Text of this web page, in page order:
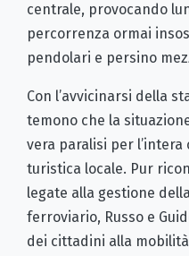
centrale, provocando
percorrenza ormai
pendolari e persino
Con l’avvicinarsi della
temono che la
vera paralisi per l’intera
turistica locale. Pur
legate alla gestione
ferroviario, Russo e
dei cittadini alla